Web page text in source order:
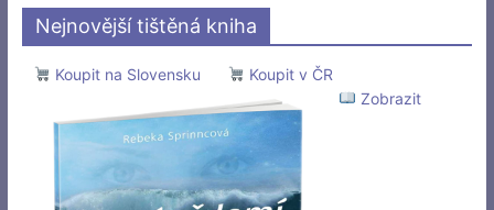
Nejnovější tištěná kniha
Koupit na Slovensku
Koupit v ČR
Zobrazit